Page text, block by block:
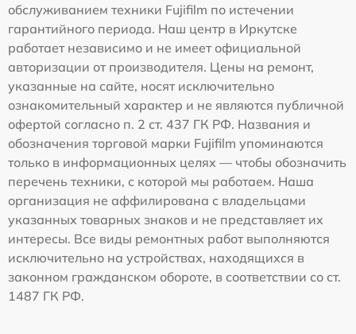
обслуживанием техники Fujifilm по истечении
гарантийного периода. Наш центр в Иркутске
работает независимо и не имеет официальной
авторизации от производителя. Цены на ремонт,
указанные на сайте, носят исключительно
ознакомительный характер и не являются публичной
офертой согласно п. 2 ст. 437 ГК РФ. Названия и
обозначения торговой марки Fujifilm упоминаются
только в информационных целях — чтобы обозначить
перечень техники, с которой мы работаем. Наша
организация не аффилирована с владельцами
указанных товарных знаков и не представляет их
интересы. Все виды ремонтных работ выполняются
исключительно на устройствах, находящихся в
законном гражданском обороте, в соответствии со ст.
1487 ГК РФ.